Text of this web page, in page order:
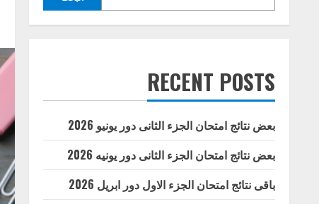
RECENT POSTS
بعض نتائج امتحان الجزء الثانى دور يونيو 2026
بعض نتائج امتحان الجزء الثانى دور يونيه 2026
باقى نتائج امتحان الجزء الاول دور ابريل 2026